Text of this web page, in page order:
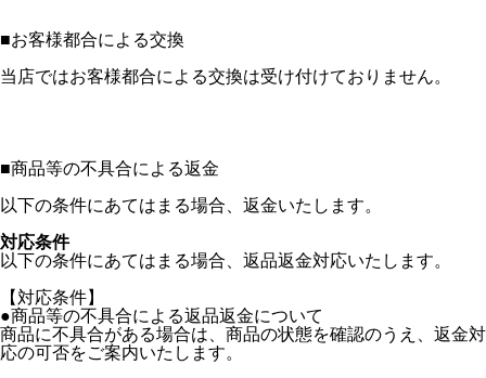
■お客様都合による交換
当店ではお客様都合による交換は受け付けておりません。
■商品等の不具合による返金
以下の条件にあてはまる場合、返金いたします。
対応条件
以下の条件にあてはまる場合、返品返金対応いたします。
【対応条件】
●商品等の不具合による返品返金について
商品に不具合がある場合は、商品の状態を確認のうえ、返金対
応の可否をご案内いたします。